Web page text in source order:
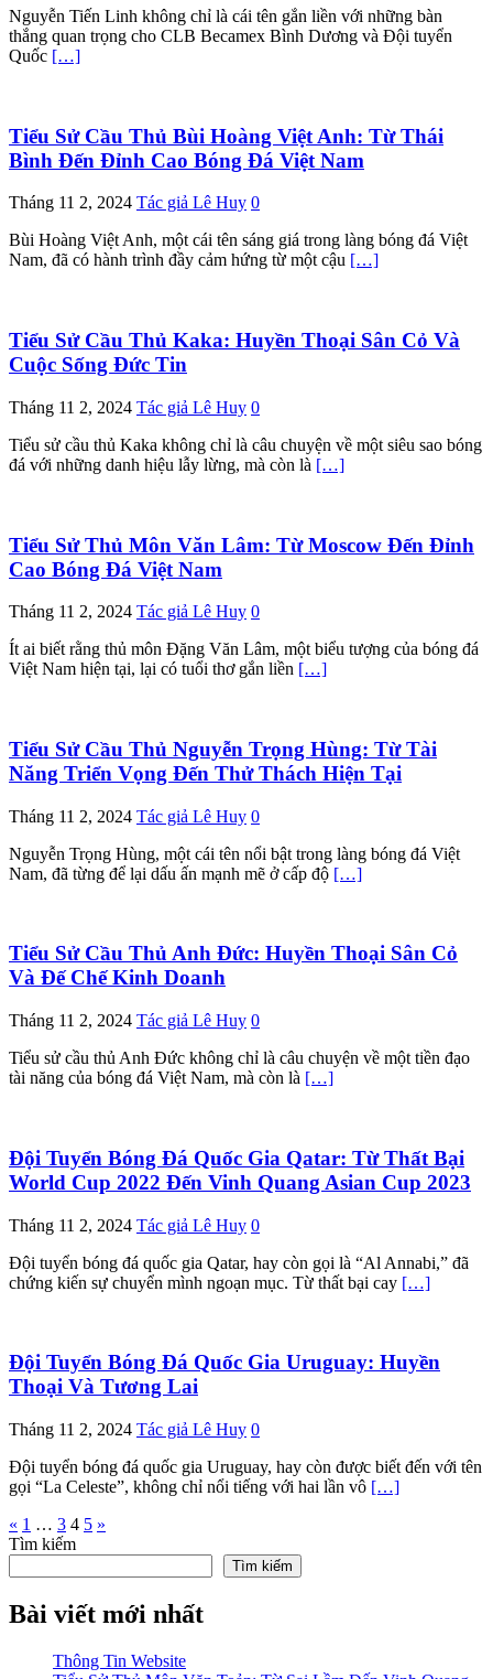
Nguyễn Tiến Linh không chỉ là cái tên gắn liền với những bàn
thắng quan trọng cho CLB Becamex Bình Dương và Đội tuyển
Quốc […]
Tiểu Sử Cầu Thủ Bùi Hoàng Việt Anh: Từ Thái
Bình Đến Đỉnh Cao Bóng Đá Việt Nam
Tháng 11 2, 2024 Tác giả Lê Huy 0
Bùi Hoàng Việt Anh, một cái tên sáng giá trong làng bóng đá Việt
Nam, đã có hành trình đầy cảm hứng từ một cậu […]
Tiểu Sử Cầu Thủ Kaka: Huyền Thoại Sân Cỏ Và
Cuộc Sống Đức Tin
Tháng 11 2, 2024 Tác giả Lê Huy 0
Tiểu sử cầu thủ Kaka không chỉ là câu chuyện về một siêu sao bóng
đá với những danh hiệu lẫy lừng, mà còn là […]
Tiểu Sử Thủ Môn Văn Lâm: Từ Moscow Đến Đỉnh
Cao Bóng Đá Việt Nam
Tháng 11 2, 2024 Tác giả Lê Huy 0
Ít ai biết rằng thủ môn Đặng Văn Lâm, một biểu tượng của bóng đá
Việt Nam hiện tại, lại có tuổi thơ gắn liền […]
Tiểu Sử Cầu Thủ Nguyễn Trọng Hùng: Từ Tài
Năng Triển Vọng Đến Thử Thách Hiện Tại
Tháng 11 2, 2024 Tác giả Lê Huy 0
Nguyễn Trọng Hùng, một cái tên nổi bật trong làng bóng đá Việt
Nam, đã từng để lại dấu ấn mạnh mẽ ở cấp độ […]
Tiểu Sử Cầu Thủ Anh Đức: Huyền Thoại Sân Cỏ
Và Đế Chế Kinh Doanh
Tháng 11 2, 2024 Tác giả Lê Huy 0
Tiểu sử cầu thủ Anh Đức không chỉ là câu chuyện về một tiền đạo
tài năng của bóng đá Việt Nam, mà còn là […]
Đội Tuyển Bóng Đá Quốc Gia Qatar: Từ Thất Bại
World Cup 2022 Đến Vinh Quang Asian Cup 2023
Tháng 11 2, 2024 Tác giả Lê Huy 0
Đội tuyển bóng đá quốc gia Qatar, hay còn gọi là “Al Annabi,” đã
chứng kiến sự chuyển mình ngoạn mục. Từ thất bại cay […]
Đội Tuyển Bóng Đá Quốc Gia Uruguay: Huyền
Thoại Và Tương Lai
Tháng 11 2, 2024 Tác giả Lê Huy 0
Đội tuyển bóng đá quốc gia Uruguay, hay còn được biết đến với tên
gọi “La Celeste”, không chỉ nổi tiếng với hai lần vô […]
Phân
trang
bài
viết
« 1 … 3 4 5 »
Tìm kiếm
Tìm kiếm
Bài viết mới nhất
Thông Tin Website